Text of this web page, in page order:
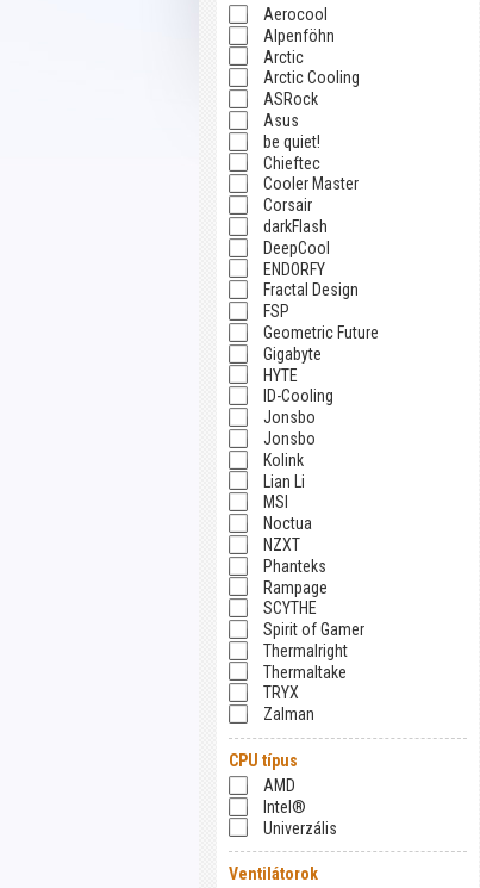
Aerocool
Alpenföhn
Arctic
Arctic Cooling
ASRock
Asus
be quiet!
Chieftec
Cooler Master
Corsair
darkFlash
DeepCool
ENDORFY
Fractal Design
FSP
Geometric Future
Gigabyte
HYTE
ID-Cooling
Jonsbo
Jonsbo
Kolink
Lian Li
MSI
Noctua
NZXT
Phanteks
Rampage
SCYTHE
Spirit of Gamer
Thermalright
Thermaltake
TRYX
Zalman
CPU típus
AMD
Intel®
Univerzális
Ventilátorok